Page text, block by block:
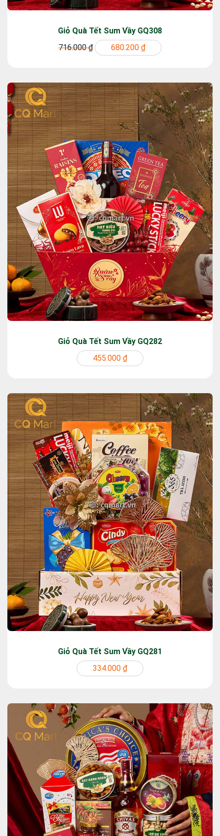
Giỏ Quà Tết Sum Vầy GQ308
716.000 ₫
680.200 ₫
Giỏ Quà Tết Sum Vầy GQ282
455.000 ₫
Giỏ Quà Tết Sum Vầy GQ281
334.000 ₫